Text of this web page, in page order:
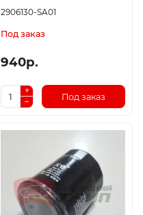
2906130-SA01
Под заказ
940р.
Под заказ